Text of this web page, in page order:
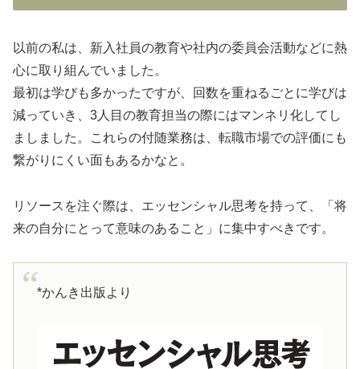
以前の私は、新入社員の教育や社内の委員会活動などに熱
心に取り組んでいました。
最初は学びも多かったですが、回数を重ねるごとに学びは
減っていき、3人目の教育担当の際にはマンネリ化してし
ましました。これらの付随業務は、転職市場での評価にも
繋がりにくい面もあるかなと。
リソースを注ぐ際は、エッセンシャル思考を持って、「将
来の自分にとって意味のあること」に集中すべきです。
*かんき出版より